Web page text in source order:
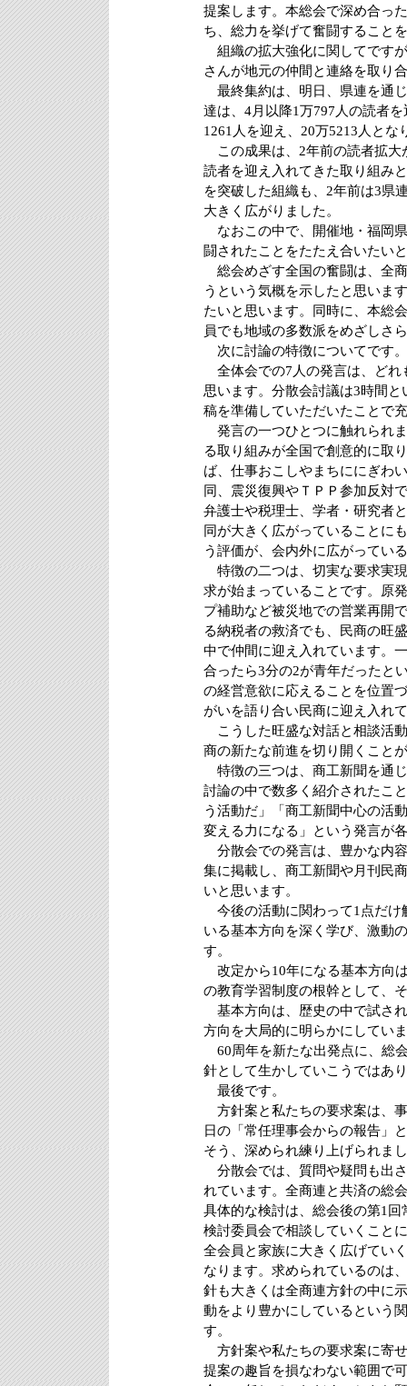
提案します。本総会で深め合っ
ち、総力を挙げて奮闘すること
組織の拡大強化に関してです
さんが地元の仲間と連絡を取り
最終集約は、明日、県連を通
達は、4月以降1万797人の読者
1261人を迎え、20万5213人とな
この成果は、2年前の読者拡大
読者を迎え入れてきた取り組み
を突破した組織も、2年前は3県
大きく広がりました。
なおこの中で、開催地・福岡
闘されたことをたたえ合いたい
総会めざす全国の奮闘は、全
うという気概を示したと思いま
たいと思います。同時に、本総
員でも地域の多数派をめざしさ
次に討論の特徴についてです。
全体会での7人の発言は、どれ
思います。分散会討議は3時間
稿を準備していただいたことで
発言の一つひとつに触れられ
る取り組みが全国で創意的に取
ば、仕事おこしやまちににぎわ
同、震災復興やＴＰＰ参加反対
弁護士や税理士、学者・研究者
同が大きく広がっていることに
う評価が、会内外に広がってい
特徴の二つは、切実な要求実
求が始まっていることです。原
プ補助など被災地での営業再開
る納税者の救済でも、民商の旺
中で仲間に迎え入れています。
合ったら3分の2が青年だったと
の経営意欲に応えることを位置
がいを語り合い民商に迎え入れ
こうした旺盛な対話と相談活
商の新たな前進を切り開くこと
特徴の三つは、商工新聞を通
討論の中で数多く紹介されたこ
う活動だ」「商工新聞中心の活
変える力になる」という発言が
分散会での発言は、豊かな内
集に掲載し、商工新聞や月刊民
いと思います。
今後の活動に関わって1点だけ
いる基本方向を深く学び、激動
す。
改定から10年になる基本方向
の教育学習制度の根幹として、
基本方向は、歴史の中で試さ
方向を大局的に明らかにしてい
60周年を新たな出発点に、総
針として生かしていこうではあ
最後です。
方針案と私たちの要求案は、
日の「常任理事会からの報告」
そう、深められ練り上げられま
分散会では、質問や疑問も出
れています。全商連と共済の総
具体的な検討は、総会後の第1
検討委員会で相談していくこと
全会員と家族に大きく広げてい
なります。求められているのは
針も大きくは全商連方針の中に
動をより豊かにしているという
す。
方針案や私たちの要求案に寄
提案の趣旨を損なわない範囲で